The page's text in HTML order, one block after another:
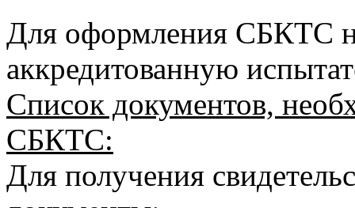
Для оформления СБКТС
аккредитованную
Список документов,
СБКТС:
Для получения